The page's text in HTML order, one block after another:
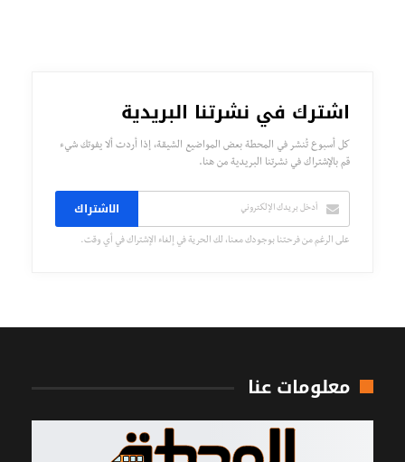
اشترك في نشرتنا البريدية
كل أسبوع تُنشر في المحطة بعض المواضيع الشيقة، إذا أردت ألا يفوتك شيء
قم بالإشتراك في نشرتنا البريدية من هنا.
الاشتراك
على الرغم من فرحتنا بوجودك معنا، لك الحرية في إلغاء الإشتراك في أي وقت.
معلومات عنا